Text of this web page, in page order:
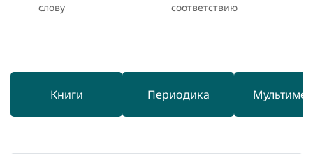
слову
соответствию
Книги Периодика